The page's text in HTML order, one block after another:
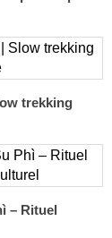
trekking
– Rituel